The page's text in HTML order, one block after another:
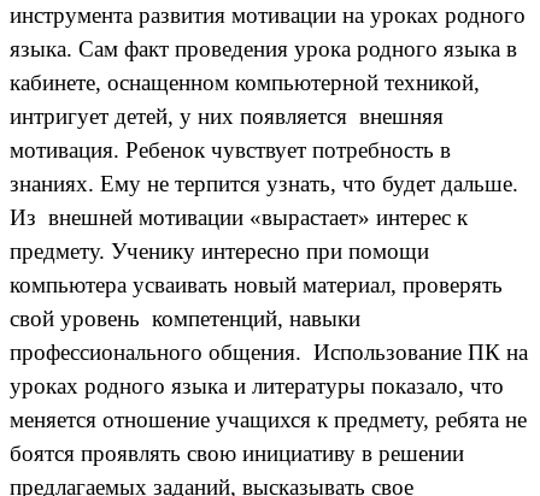
инструмента развития мотивации на уроках родного
языка. Сам факт проведения урока родного языка в
кабинете, оснащенном компьютерной техникой,
интригует детей, у них появляется внешняя
мотивация. Ребенок чувствует потребность в
знаниях. Ему не терпится узнать, что будет дальше.
Из внешней мотивации «вырастает» интерес к
предмету. Ученику интересно при помощи
компьютера усваивать новый материал, проверять
свой уровень компетенций, навыки
профессионального общения. Использование ПК на
уроках родного языка и литературы показало, что
меняется отношение учащихся к предмету, ребята не
боятся проявлять свою инициативу в решении
предлагаемых заданий, высказывать свое